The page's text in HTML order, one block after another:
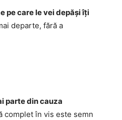
pe care le vei depăși îți
departe, fără a
parte din cauza
complet în vis este semn